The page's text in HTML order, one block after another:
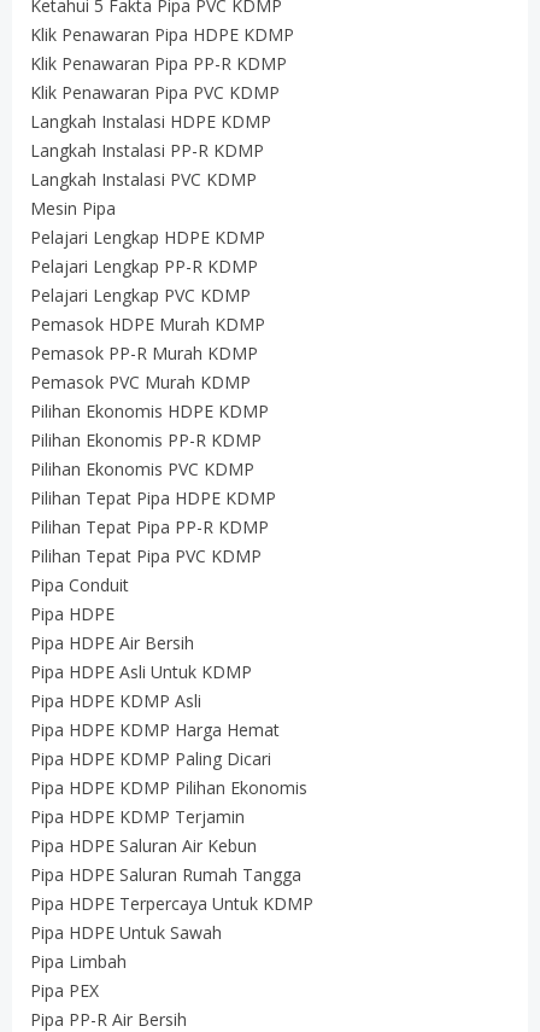
Ketahui 5 Fakta Pipa PVC KDMP
Klik Penawaran Pipa HDPE KDMP
Klik Penawaran Pipa PP-R KDMP
Klik Penawaran Pipa PVC KDMP
Langkah Instalasi HDPE KDMP
Langkah Instalasi PP-R KDMP
Langkah Instalasi PVC KDMP
Mesin Pipa
Pelajari Lengkap HDPE KDMP
Pelajari Lengkap PP-R KDMP
Pelajari Lengkap PVC KDMP
Pemasok HDPE Murah KDMP
Pemasok PP-R Murah KDMP
Pemasok PVC Murah KDMP
Pilihan Ekonomis HDPE KDMP
Pilihan Ekonomis PP-R KDMP
Pilihan Ekonomis PVC KDMP
Pilihan Tepat Pipa HDPE KDMP
Pilihan Tepat Pipa PP-R KDMP
Pilihan Tepat Pipa PVC KDMP
Pipa Conduit
Pipa HDPE
Pipa HDPE Air Bersih
Pipa HDPE Asli Untuk KDMP
Pipa HDPE KDMP Asli
Pipa HDPE KDMP Harga Hemat
Pipa HDPE KDMP Paling Dicari
Pipa HDPE KDMP Pilihan Ekonomis
Pipa HDPE KDMP Terjamin
Pipa HDPE Saluran Air Kebun
Pipa HDPE Saluran Rumah Tangga
Pipa HDPE Terpercaya Untuk KDMP
Pipa HDPE Untuk Sawah
Pipa Limbah
Pipa PEX
Pipa PP-R Air Bersih